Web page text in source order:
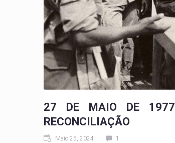
27 DE MAIO DE
RECONCILIAÇÃO
Maio 25, 2024 1